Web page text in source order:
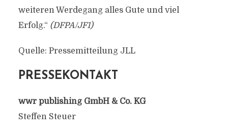
weiteren Werdegang alles Gute und viel
Erfolg.“ (DFPA/JF1)
Quelle: Pressemitteilung JLL
PRESSEKONTAKT
wwr publishing GmbH & Co. KG
Steffen Steuer